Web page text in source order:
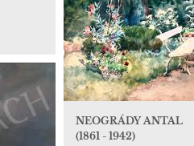
NEOGRÁDY ANTAL
(1861 - 1942)